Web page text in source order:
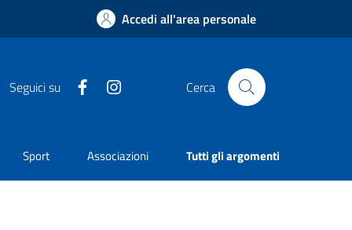
Accedi all'area personale
Seguici su Facebook Cerca
Sport Associazioni Tutti gli argomenti